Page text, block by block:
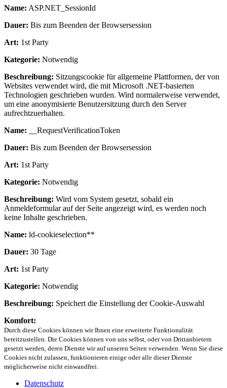
Name: ASP.NET_SessionId
Dauer: Bis zum Beenden der Browsersession
Art: 1st Party
Kategorie: Notwendig
Beschreibung: Sitzungscookie für allgemeine Plattformen, der von
Websites verwendet wird, die mit Microsoft .NET-basierten
Technologien geschrieben wurden. Wird normalerweise verwendet,
um eine anonymisierte Benutzersitzung durch den Server
aufrechtzuerhalten.
Name: __RequestVerificationToken
Dauer: Bis zum Beenden der Browsersession
Art: 1st Party
Kategorie: Notwendig
Beschreibung: Wird vom System gesetzt, sobald ein
Anmeldeformular auf der Seite angezeigt wird, es werden noch
keine Inhalte geschrieben.
Name: ld-cookieselection**
Dauer: 30 Tage
Art: 1st Party
Kategorie: Notwendig
Beschreibung: Speichert die Einstellung der Cookie-Auswahl
Komfort:
Durch diese Cookies können wir Ihnen eine erweiterte Funktionalität
bereitzustellen. Die Cookies können von uns selbst, oder von Drittanbietern
gesetzt werden, deren Dienste wir auf unseren Seiten verwenden. Wenn Sie diese
Cookies nicht zulassen, funktionieren einige oder alle dieser Dienste
möglicherweise nicht einwandfrei.
Datenschutz